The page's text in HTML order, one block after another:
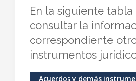
En la siguiente tabla
consultar la
correspondiente
instrumentos
Acuerdos y demás